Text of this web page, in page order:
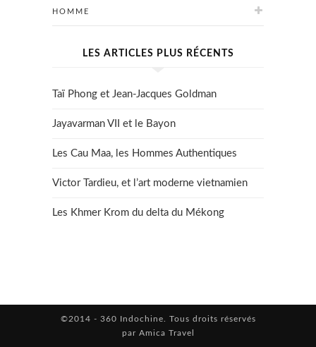
HOMME
LES ARTICLES PLUS RÉCENTS
Taï Phong et Jean-Jacques Goldman
Jayavarman VII et le Bayon
Les Cau Maa, les Hommes Authentiques
Victor Tardieu, et l’art moderne vietnamien
Les Khmer Krom du delta du Mékong
©2014 - 360 Indochine. Tous droits réservés
par Amica Travel